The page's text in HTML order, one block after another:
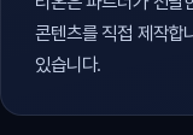
콘텐츠를 직접 제작합
있습니다.